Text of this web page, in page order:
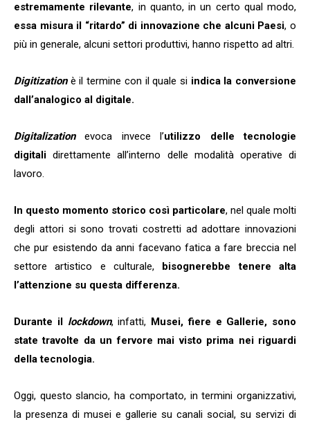
estremamente rilevante, in quanto, in un certo qual modo,
essa misura il “ritardo” di innovazione che alcuni Paesi, o
più in generale, alcuni settori produttivi, hanno rispetto ad altri.
Digitizationè il termine con il quale si indica la conversione
dall’analogico al digitale.
Digitalizationevoca invece l’utilizzo delle tecnologie
digitali direttamente all’interno delle modalità operative di
lavoro.
In questo momento storico così particolare, nel quale molti
degli attori si sono trovati costretti ad adottare innovazioni
che pur esistendo da anni facevano fatica a fare breccia nel
settore artistico e culturale,
bisognerebbe tenere alta
l’attenzione su questa differenza.
Durante il lockdown, infatti, Musei, fiere e Gallerie, sono
state travolte da un fervore mai visto prima nei riguardi
della tecnologia.
Oggi, questo slancio, ha comportato, in termini organizzativi,
la presenza di musei e gallerie su canali social, su servizi di